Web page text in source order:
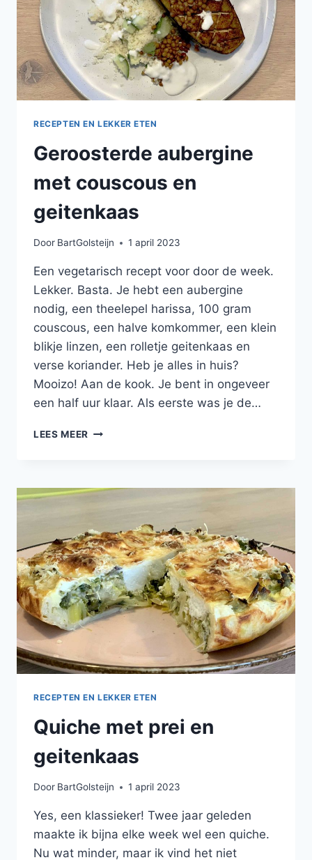
RECEPTEN EN LEKKER ETEN
Geroosterde aubergine
met couscous en
geitenkaas
Door BartGolsteijn 1 april 2023
Een vegetarisch recept voor door de week.
Lekker. Basta. Je hebt een aubergine
nodig, een theelepel harissa, 100 gram
couscous, een halve komkommer, een klein
blikje linzen, een rolletje geitenkaas en
verse koriander. Heb je alles in huis?
Mooizo! Aan de kook. Je bent in ongeveer
een half uur klaar. Als eerste was je de…
LEES MEER GEROOSTERDE
EN
RECEPTEN EN LEKKER ETEN
Quiche met prei en
geitenkaas
Door BartGolsteijn 1 april 2023
Yes, een klassieker! Twee jaar geleden
maakte ik bijna elke week wel een quiche.
Nu wat minder, maar ik vind het niet